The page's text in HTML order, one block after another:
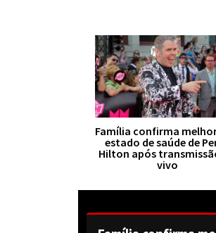
Família confirma
estado de saúde de
Hilton após
vivo